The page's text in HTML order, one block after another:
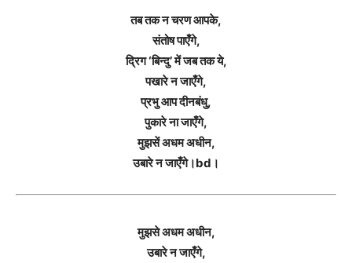
तब तक न चरण आपके,
संतोष पाएँगे,
द्रिग ‘बिन्दु’ में जब तक ये,
पखारे न जाएँगे,
प्रभु आप दीनबंधु,
पुकारे ना जाएँगे,
मुझसें अधम अधीन,
उबारे न जाएँगे।bd।
मुझसे अधम अधीन,
उबारे न जाएँगे,